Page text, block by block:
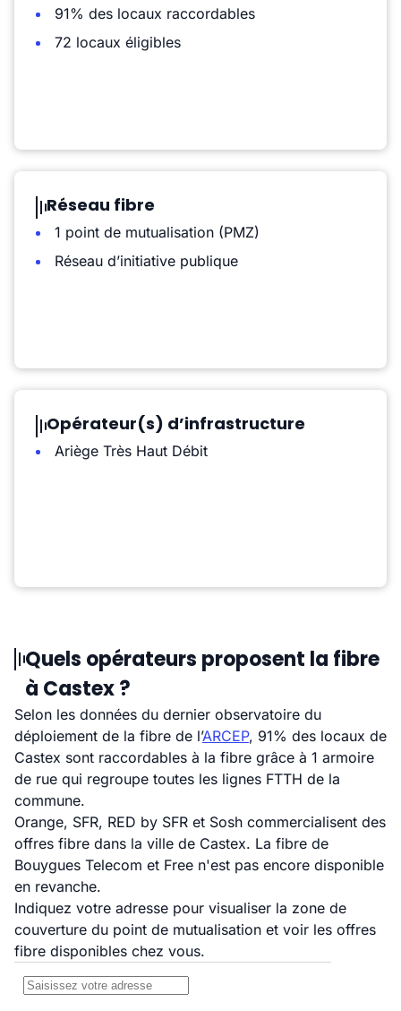
91% des locaux raccordables
72 locaux éligibles
Réseau fibre
1 point de mutualisation (PMZ)
Réseau d’initiative publique
Opérateur(s) d’infrastructure
Ariège Très Haut Débit
Quels opérateurs proposent la fibre
à Castex ?
Selon les données du dernier observatoire du
déploiement de la fibre de l’ARCEP, 91% des locaux de
Castex sont raccordables à la fibre grâce à 1 armoire
de rue qui regroupe toutes les lignes FTTH de la
commune.
Orange, SFR, RED by SFR et Sosh commercialisent des
offres fibre dans la ville de Castex. La fibre de
Bouygues Telecom et Free n'est pas encore disponible
en revanche.
Indiquez votre adresse pour visualiser la zone de
couverture du point de mutualisation et voir les offres
fibre disponibles chez vous.